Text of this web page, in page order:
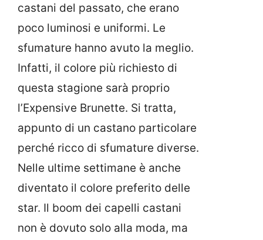
castani del passato, che erano
poco luminosi e uniformi. Le
sfumature hanno avuto la meglio.
Infatti, il colore più richiesto di
questa stagione sarà proprio
l’Expensive Brunette. Si tratta,
appunto di un castano particolare
perché ricco di sfumature diverse.
Nelle ultime settimane è anche
diventato il colore preferito delle
star. Il boom dei capelli castani
non è dovuto solo alla moda, ma